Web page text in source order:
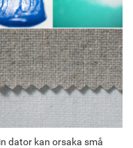
dator kan orsaka små